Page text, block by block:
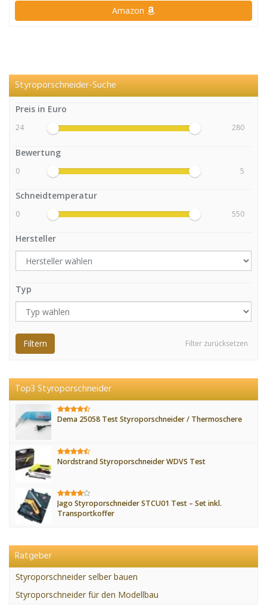
Amazon
Styroporschneider-Suche
Preis in Euro
24 280
Bewertung
0 5
Schneidtemperatur
0 550
Hersteller
Typ
Filter zurücksetzen
Filtern
Top3 Styroporschneider
Dema 25058 Test Styroporschneider / Thermoschere
Nordstrand Styroporschneider WDVS Test
Jago Styroporschneider STCU01 Test – Set inkl.
Transportkoffer
Ratgeber
Styroporschneider selber bauen
Styroporschneider für den Modellbau